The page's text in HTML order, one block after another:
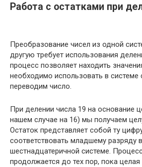
Работа с остатками при
Преобразование чисел из одной
другую требует использования
процесс позволяет находить
необходимо использовать в системе
переводим число.
При делении числа 19 на основание
нашем случае на 16) мы получаем
Остаток представляет собой ту
соответствовать младшему разряду в
шестнадцатеричной системе.
продолжается до тех пор, пока целая